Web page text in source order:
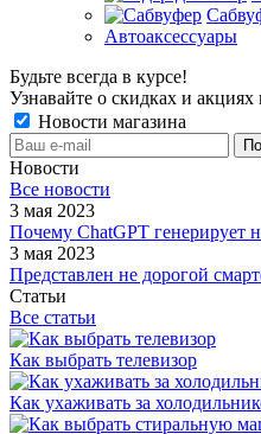
Автоаксессуары
Будьте всегда в курсе!
Узнавайте о скидках и
Новости магазина
Новости
Все новости
3 мая 2023
Почему ChatGPT генерирует
3 мая 2023
Представлен не дорогой
Статьи
Все статьи
Как выбрать телевизор
Как ухаживать за